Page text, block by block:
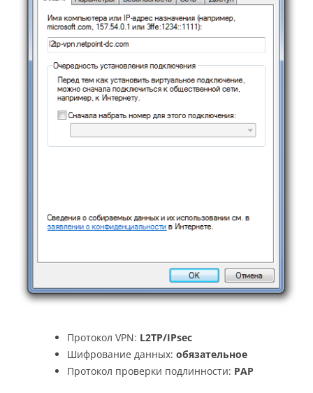
Протокол VPN: L2TP/IPsec
Шифрование данных: обязательное
Протокол проверки подлинности: PAP